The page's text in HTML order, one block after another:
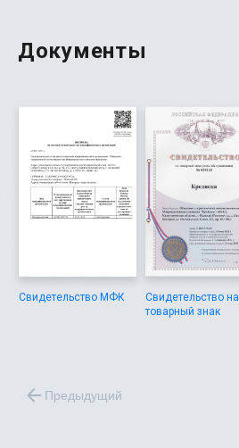
Документы
Свидетельство МФК
Свидетельство на
товарный знак
Предыдущий